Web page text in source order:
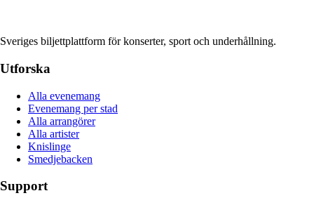
Sveriges biljettplattform för konserter, sport och underhållning.
Utforska
Alla evenemang
Evenemang per stad
Alla arrangörer
Alla artister
Knislinge
Smedjebacken
Support